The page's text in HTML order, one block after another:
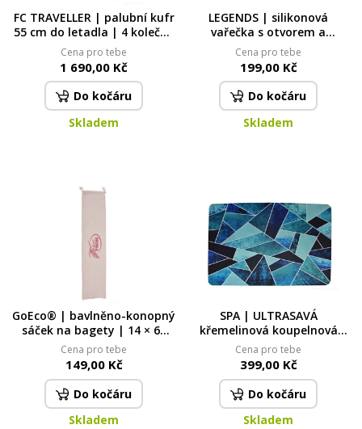
FC TRAVELLER | palubní kufr
55 cm do letadla | 4 kolečka
360°, TSA zámek & výsuvná
rukojeť | vínový
Cena pro tebe
1 690,00 Kč
Do kočáru
Skladem
LEGENDS | silikonová
vařečka s otvorem a
kovovým jádrem | 30 cm
zelená
Cena pro tebe
199,00 Kč
Do kočáru
Skladem
GoEco® | bavlněno-konopný
sáček na bagety | 14 × 65
cm
Cena pro tebe
149,00 Kč
Do kočáru
Skladem
SPA | ULTRASAVÁ
křemelinová koupelnová
předložka | rychleschnoucí &
protiskluzová | 60 × 90 cm |
geometrix azur
Cena pro tebe
399,00 Kč
Do kočáru
Skladem